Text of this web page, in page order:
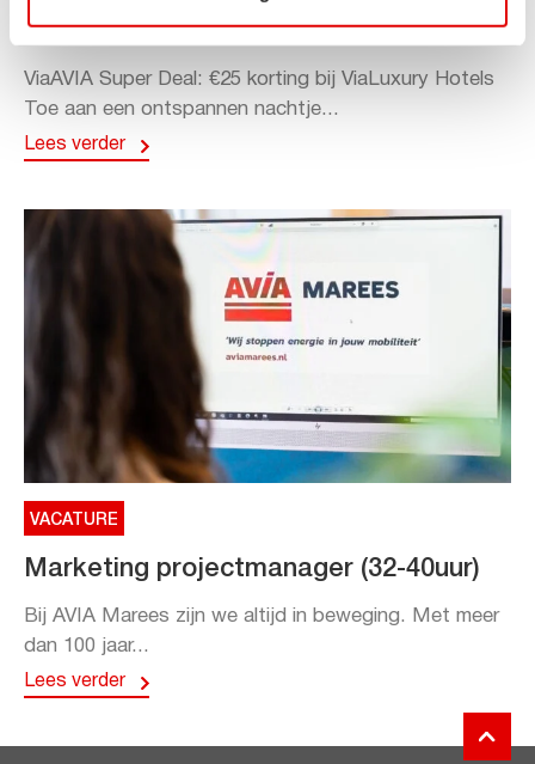
ViaLuxury Hotels
ViaAVIA Super Deal: €25 korting bij ViaLuxury Hotels
Toe aan een ontspannen nachtje...
Lees verder
VACATURE
Marketing projectmanager (32-40uur)
Bij AVIA Marees zijn we altijd in beweging. Met meer
dan 100 jaar...
Lees verder